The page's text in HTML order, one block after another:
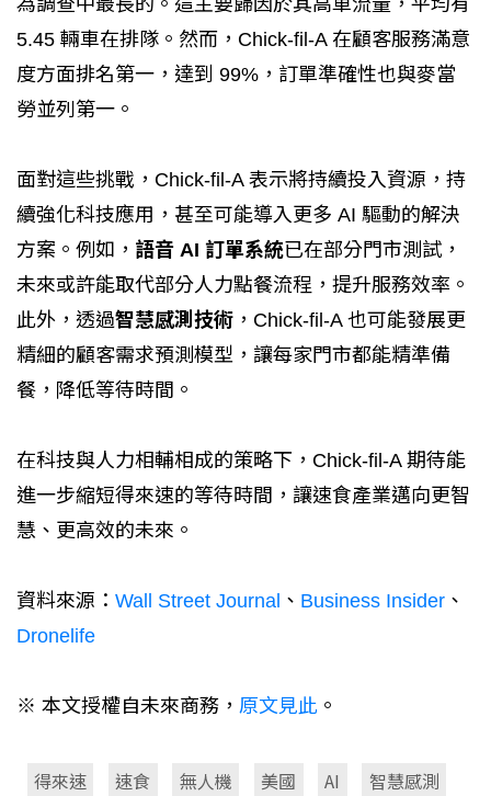
為調查中最長的。這主要歸因於其高車流量，平均有
5.45 輛車在排隊。然而，Chick-fil-A 在顧客服務滿意
度方面排名第一，達到 99%，訂單準確性也與麥當
勞並列第一。
面對這些挑戰，Chick-fil-A 表示將持續投入資源，持
續強化科技應用，甚至可能導入更多 AI 驅動的解決
方案。例如， 語音 AI 訂單系統已在部分門市測試，
未來或許能取代部分人力點餐流程，提升服務效率。
此外，透過智慧感測技術 ，Chick-fil-A 也可能發展更
精細的顧客需求預測模型，讓每家門市都能精準備
餐，降低等待時間。
在科技與人力相輔相成的策略下，Chick-fil-A 期待能
進一步縮短得來速的等待時間，讓速食產業邁向更智
慧、更高效的未來。
資料來源： Wall Street Journal 、 Business Insider 、
Dronelife
※ 本文授權自未來商務， 原文見此 。
得來速 速食 無人機 美國 AI 智慧感測